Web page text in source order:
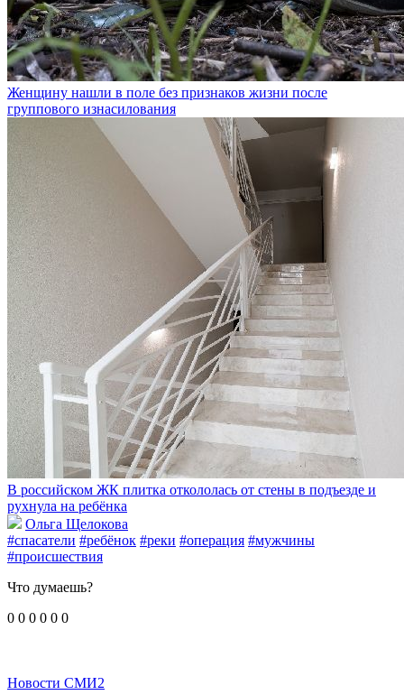
Женщину нашли в поле без признаков жизни после
группового изнасилования
В российском ЖК плитка откололась от стены в подъезде и
рухнула на ребёнка
Ольга Щелокова
#спасатели #ребёнок #реки #операция #мужчины
#происшествия
Что думаешь?
0 0 0 0 0 0
Новости СМИ2